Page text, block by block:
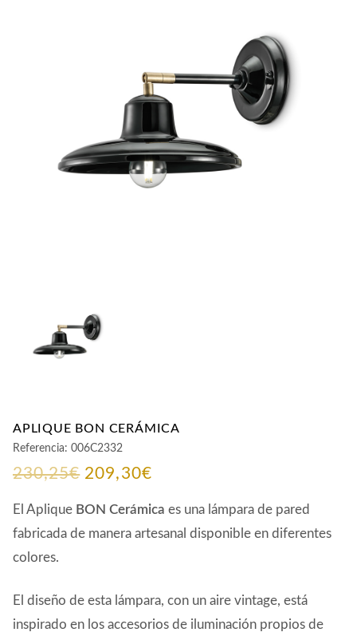
APLIQUE BON CERÁMICA
Referencia: 006C2332
230,25€ El
precio
original
230,25€.
209,30€El
precio
actual
209,30€.
El Aplique BON Cerámica es una lámpara de pared
fabricada de manera artesanal disponible en diferentes
colores.
El diseño de esta lámpara, con un aire vintage, está
inspirado en los accesorios de iluminación propios de